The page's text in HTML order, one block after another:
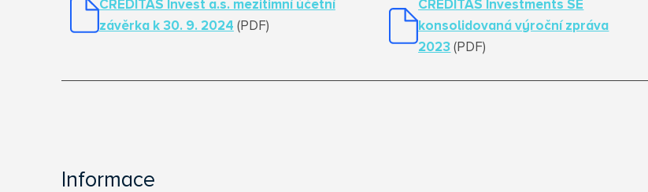
CREDITAS Invest a.s. mezitimní účetní
závěrka k 30. 9. 2024 (PDF)
CREDITAS Investments SE
konsolidovaná výroční zpráva
2023 (PDF)
Informace